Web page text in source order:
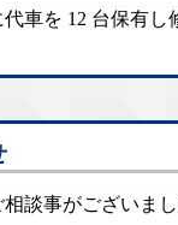
車を 12 台保有し
談事がございま